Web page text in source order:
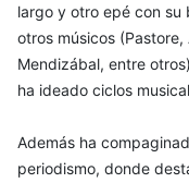
largo y otro epé con su
otros músicos
Mendizábal, entre
ha ideado ciclos
Además ha
periodismo, donde